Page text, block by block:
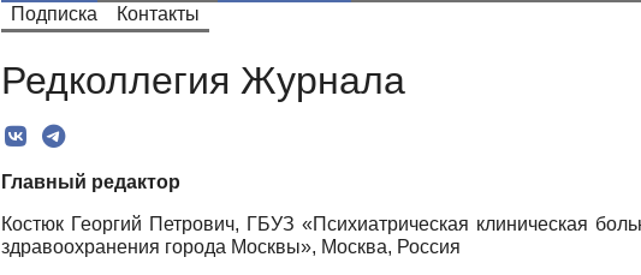
Подписка
Контакты
Редколлегия Журнала
Главный редактор
Костюк Георгий Петрович, ГБУЗ «Психиатрическая клиническая
здравоохранения города Москвы», Москва, Россия